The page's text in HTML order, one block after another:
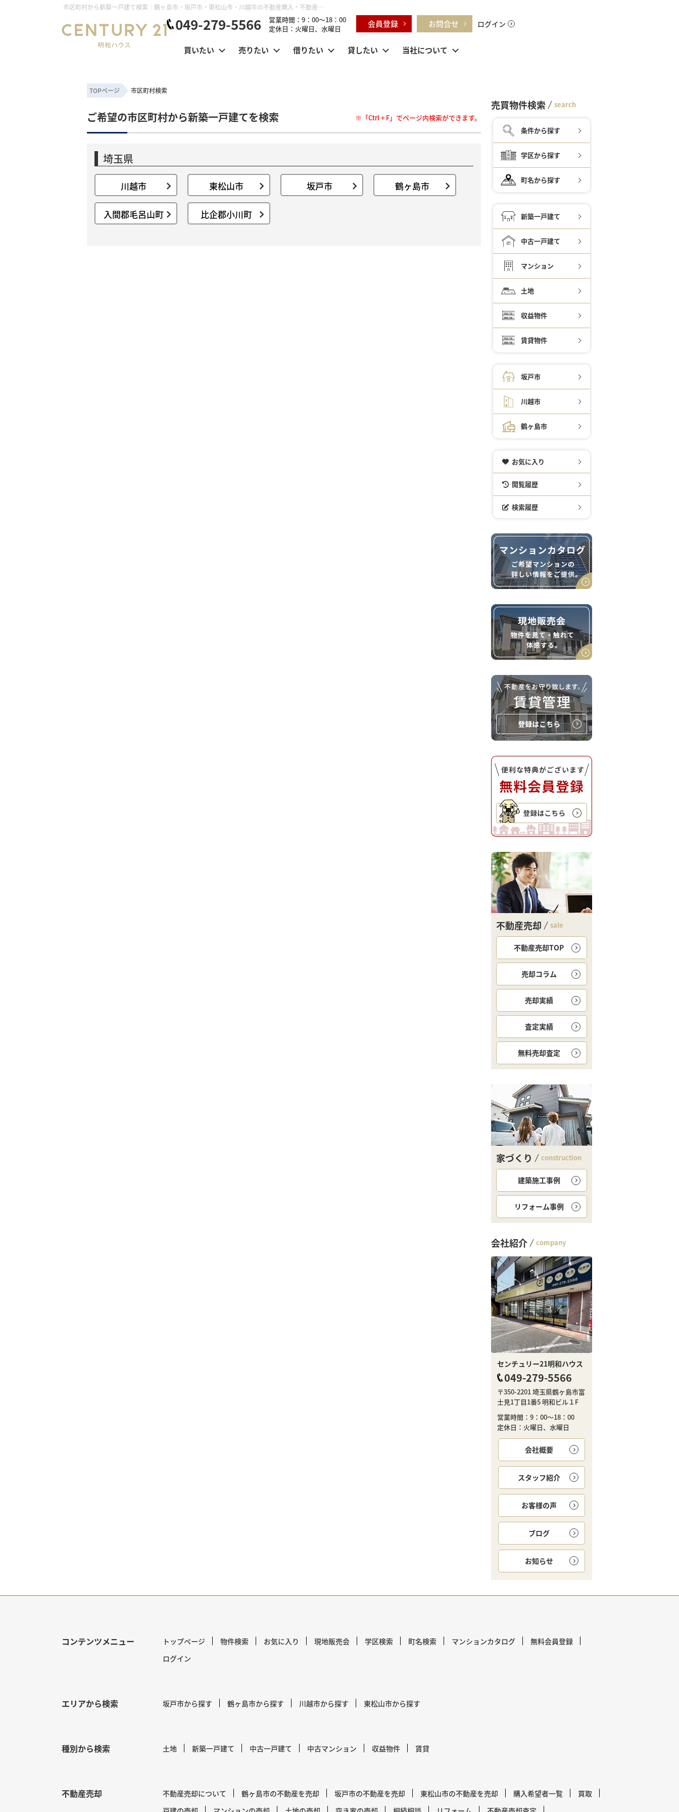
市区町村から新築一戸建て検索｜鶴ヶ島市・坂戸市・東松山市・川越市の不動産購入・不動産売却のことならセンチュリー21明和ハウス
049-279-5566
営業時間：9：00～18：00
定休日：火曜日、水曜日
会員登録 お問合せ ログイン
買いたい 売りたい 借りたい 貸したい 当社について
TOPページ 市区町村検索
ご希望の市区町村から新築一戸建てを検索 ※「Ctrl + F」でページ内検索ができます。
埼玉県
川越市 東松山市 坂戸市 鶴ヶ島市
入間郡毛呂山町 比企郡小川町
売買物件検索 search
条件から探す
学区から探す
町名から探す
新築一戸建て
中古一戸建て
マンション
土地
収益物件
賃貸物件
坂戸市
川越市
鶴ヶ島市
お気に入り
閲覧履歴
検索履歴
不動産売却 sale
不動産売却TOP
売却コラム
売却実績
査定実績
無料売却査定
家づくり construction
建築施工事例
リフォーム事例
会社紹介 company
センチュリー21明和ハウス
049-279-5566
〒350-2201 埼玉県鶴ヶ島市富
士見1丁目1番5 明和ビル１F
営業時間：9：00～18：00
定休日：火曜日、水曜日
会社概要
スタッフ紹介
お客様の声
ブログ
お知らせ
コンテンツメニュー トップページ 物件検索 お気に入り 現地販売会 学区検索 町名検索 マンションカタログ
無料会員登録
ログイン
エリアから検索 坂戸市から探す 鶴ヶ島市から探す 川越市から探す 東松山市から探す
種別から検索 土地 新築一戸建て 中古一戸建て 中古マンション 収益物件 賃貸
不動産売却 不動産売却について 鶴ヶ島市の不動産を売却 坂戸市の不動産を売却 東松山市の不動産を売却 購入希望者一覧
買取